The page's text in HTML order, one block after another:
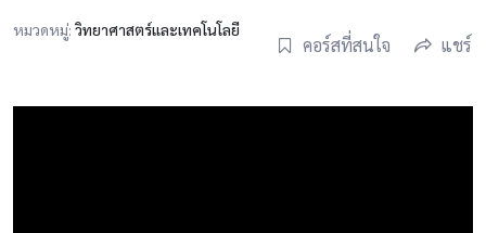
หมวดหมู่: วิทยาศาสตร์และเทคโนโลยี
คอร์สที่สนใจ แชร์